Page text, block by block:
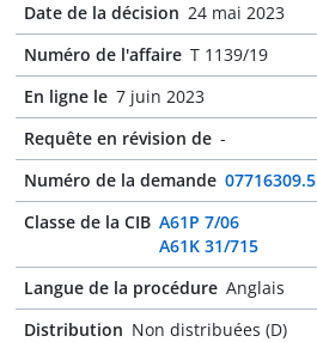
Date de la décision 24 mai 2023
Numéro de l'affaire T 1139/19
En ligne le 7 juin 2023
Requête en révision de -
Numéro de la demande 07716309.5
Classe de la CIB A61P 7/06
A61K 31/715
Langue de la procédure Anglais
Distribution Non distribuées (D)